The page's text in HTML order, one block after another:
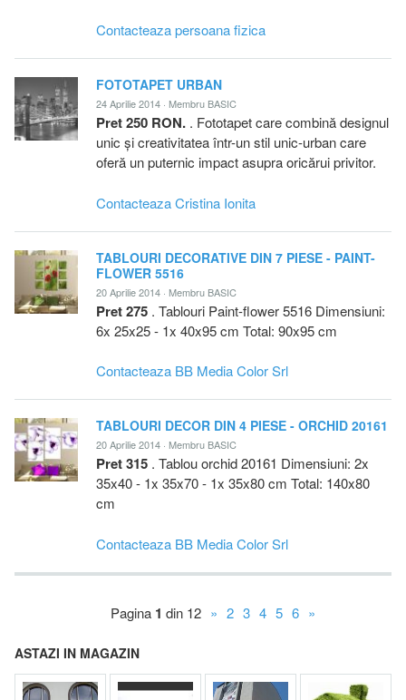
Contacteaza persoana fizica
FOTOTAPET URBAN
24 Aprilie 2014 · Membru BASIC
Pret 250 RON. . Fototapet care combină designul
unic și creativitatea într-un stil unic-urban care
oferă un puternic impact asupra oricărui privitor.
Contacteaza Cristina Ionita
TABLOURI DECORATIVE DIN 7 PIESE - PAINT-
FLOWER 5516
20 Aprilie 2014 · Membru BASIC
Pret 275 . Tablouri Paint-flower 5516 Dimensiuni:
6x 25x25 - 1x 40x95 cm Total: 90x95 cm
Contacteaza BB Media Color Srl
TABLOURI DECOR DIN 4 PIESE - ORCHID 20161
20 Aprilie 2014 · Membru BASIC
Pret 315 . Tablou orchid 20161 Dimensiuni: 2x
35x40 - 1x 35x70 - 1x 35x80 cm Total: 140x80
cm
Contacteaza BB Media Color Srl
Pagina 1 din 12 » 2 3 4 5 6 »
ASTAZI IN MAGAZIN